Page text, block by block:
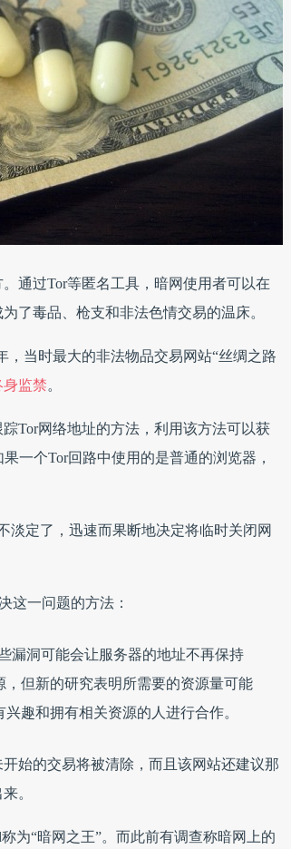
通过Tor等匿名工具，暗网使用者可以在
了毒品、枪支和非法色情交易的温床。
，当时最大的非法物品交易网站“丝绸之路
监禁。
Tor网络地址的方法，利用该方法可以获
一个Tor回路中使用的是普通的浏览器，
淡定了，迅速而果断地决定将临时关闭网
这一问题的方法：
漏洞可能会让服务器的地址不再保持
但新的研究表明所需要的资源量可能
趣和拥有相关资源的人进行合作。
始的交易将被清除，而且该网站还建议那
。
为“暗网之王”。而此前有调查称暗网上的